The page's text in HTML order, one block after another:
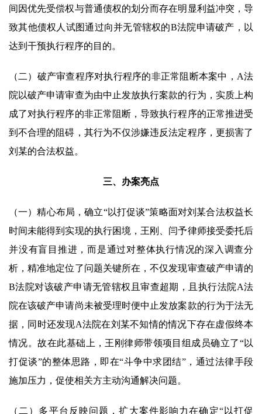
间因优先受偿权与普通债权的划分而存在明显利益冲突，导
致其他债权人试图通过向并无管辖权的B法院申请破产，以
达到干预执行程序的目的。
（二）破产审查程序对执行程序的非正常阻断本案中，A法
院以破产申请审查为由中止发放执行案款的行为，实质上构
成了对执行程序的非正常阻断，导致执行程序的正常推进受
到不合理的阻碍，其行为不仅涉嫌违反法定程序，更损害了
刘某的合法权益。
三、办案亮点
（一）精心布局，确立“以打促谈”策略面对刘某合法权益长
时间未能得到实现的执行困境，王刚、闫予律师接受委托后
并没有盲目推进，而是通过对整体执行情况的深入调查分
析，精准地定位了问题关键所在，不仅发现审查破产申请的
B法院对该破产申请无管辖权且审查超期，且执行法院A法
院在该破产申请尚未被受理时便中止发放案款的行为于法无
据，同时还发现A法院在刘某不知情的情况下存在虚假终本
情况。故在此基础上，王刚律师带领项目组成员确立了“以
打促谈”的整体思路，即在“斗争中求团结”，通过法律手段
施加压力，促使相关方主动沟通解决问题。
（二）多平台反映问题，扩大案件影响力在确定“以打促